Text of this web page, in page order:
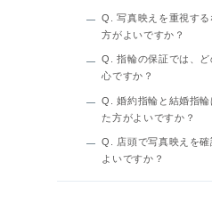
Q. 写真映えを重視す
方がよいですか？
Q. 指輪の保証では、
心ですか？
Q. 婚約指輪と結婚指輪
た方がよいですか？
Q. 店頭で写真映えを
よいですか？